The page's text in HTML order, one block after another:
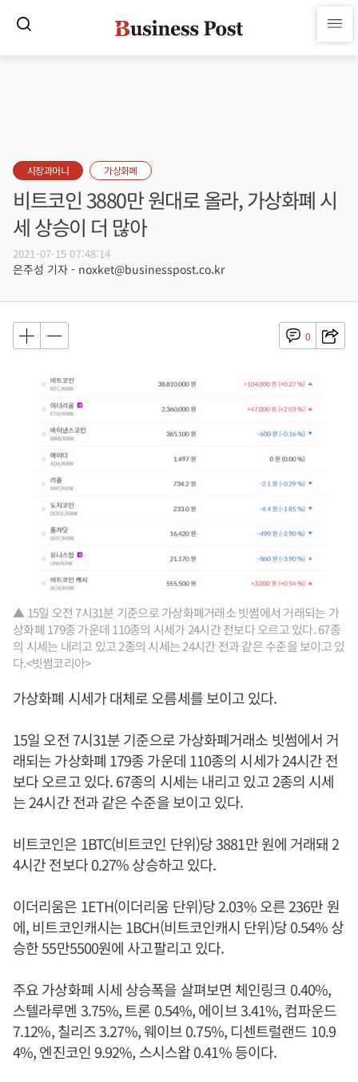
시장과머니 가상화폐
비트코인 3880만 원대로 올라, 가상화폐 시
세 상승이 더 많아
2021-07-15 07:48:14
은주성 기자 - noxket@businesspost.co.kr
0
▲ 15일 오전 7시31분 기준으로 가상화폐거래소 빗썸에서 거래되는 가
상화폐 179종 가운데 110종의 시세가 24시간 전보다 오르고 있다. 67종
의 시세는 내리고 있고 2종의 시세는 24시간 전과 같은 수준을 보이고 있
다.<빗썸코리아>
가상화폐 시세가 대체로 오름세를 보이고 있다.
15일 오전 7시31분 기준으로 가상화폐거래소 빗썸에서 거
래되는 가상화폐 179종 가운데 110종의 시세가 24시간 전
보다 오르고 있다. 67종의 시세는 내리고 있고 2종의 시세
는 24시간 전과 같은 수준을 보이고 있다.
비트코인은 1BTC(비트코인 단위)당 3881만 원에 거래돼 2
4시간 전보다 0.27% 상승하고 있다.
이더리움은 1ETH(이더리움 단위)당 2.03% 오른 236만 원
에, 비트코인캐시는 1BCH(비트코인캐시 단위)당 0.54% 상
승한 55만5500원에 사고팔리고 있다.
주요 가상화폐 시세 상승폭을 살펴보면 체인링크 0.40%,
스텔라루멘 3.75%, 트론 0.54%, 에이브 3.41%, 컴파운드
7.12%, 칠리즈 3.27%, 웨이브 0.75%, 디센트럴랜드 10.9
4%, 엔진코인 9.92%, 스시스왑 0.41% 등이다.